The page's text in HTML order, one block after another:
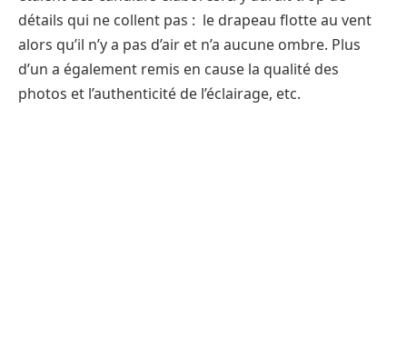
détails qui ne collent pas : le drapeau flotte au vent
alors qu’il n’y a pas d’air et n’a aucune ombre. Plus
d’un a également remis en cause la qualité des
photos et l’authenticité de l’éclairage, etc.